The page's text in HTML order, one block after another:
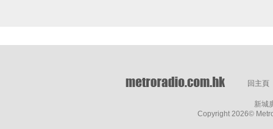
回主頁
新城
Copyright 2026©